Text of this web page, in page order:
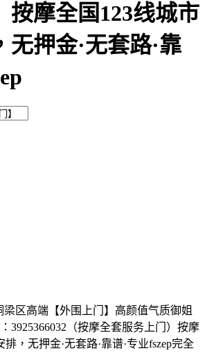
按摩全国123线城市
无押金·无套路·靠
梁区高端【外围上门】高颜值气质御姐
3925366032（按摩全套服务上门）按摩
，无押金·无套路·靠谱·专业fszep完全